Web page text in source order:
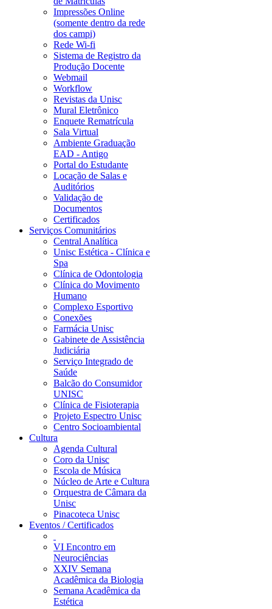
Impressões Online
(somente dentro da rede
dos campi)
Rede Wi-fi
Sistema de Registro da
Produção Docente
Webmail
Workflow
Revistas da Unisc
Mural Eletrônico
Enquete Rematrícula
Sala Virtual
Ambiente Graduação
EAD - Antigo
Portal do Estudante
Locação de Salas e
Auditórios
Validação de
Documentos
Certificados
Serviços Comunitários
Central Analítica
Unisc Estética - Clínica e
Spa
Clínica de Odontologia
Clínica do Movimento
Humano
Complexo Esportivo
Conexões
Farmácia Unisc
Gabinete de Assistência
Judiciária
Serviço Integrado de
Saúde
Balcão do Consumidor
UNISC
Clínica de Fisioterapia
Projeto Espectro Unisc
Centro Socioambiental
Cultura
Agenda Cultural
Coro da Unisc
Escola de Música
Núcleo de Arte e Cultura
Orquestra de Câmara da
Unisc
Pinacoteca Unisc
Eventos / Certificados
VI Encontro em
Neurociências
XXIV Semana
Acadêmica da Biologia
Semana Acadêmica da
Estética